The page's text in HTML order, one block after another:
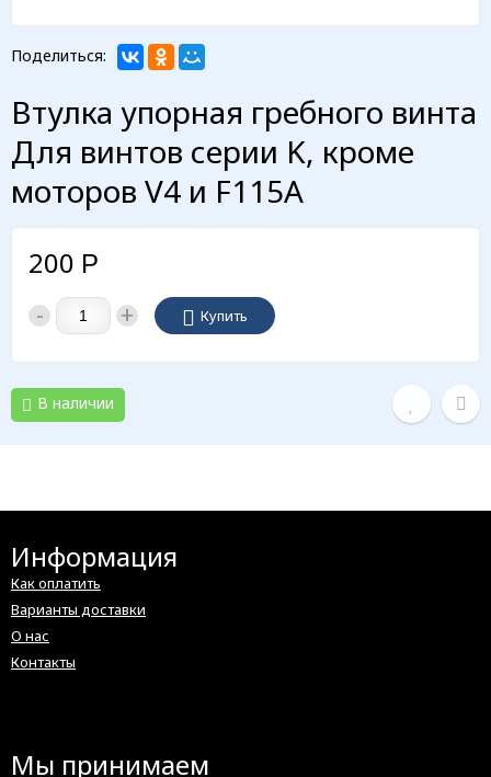
Поделиться:
Втулка упорная гребного винта
Для винтов серии K, кроме
моторов V4 и F115A
200 Р
- + Купить
В наличии
Информация
Как оплатить
Варианты доставки
О нас
Контакты
Мы принимаем